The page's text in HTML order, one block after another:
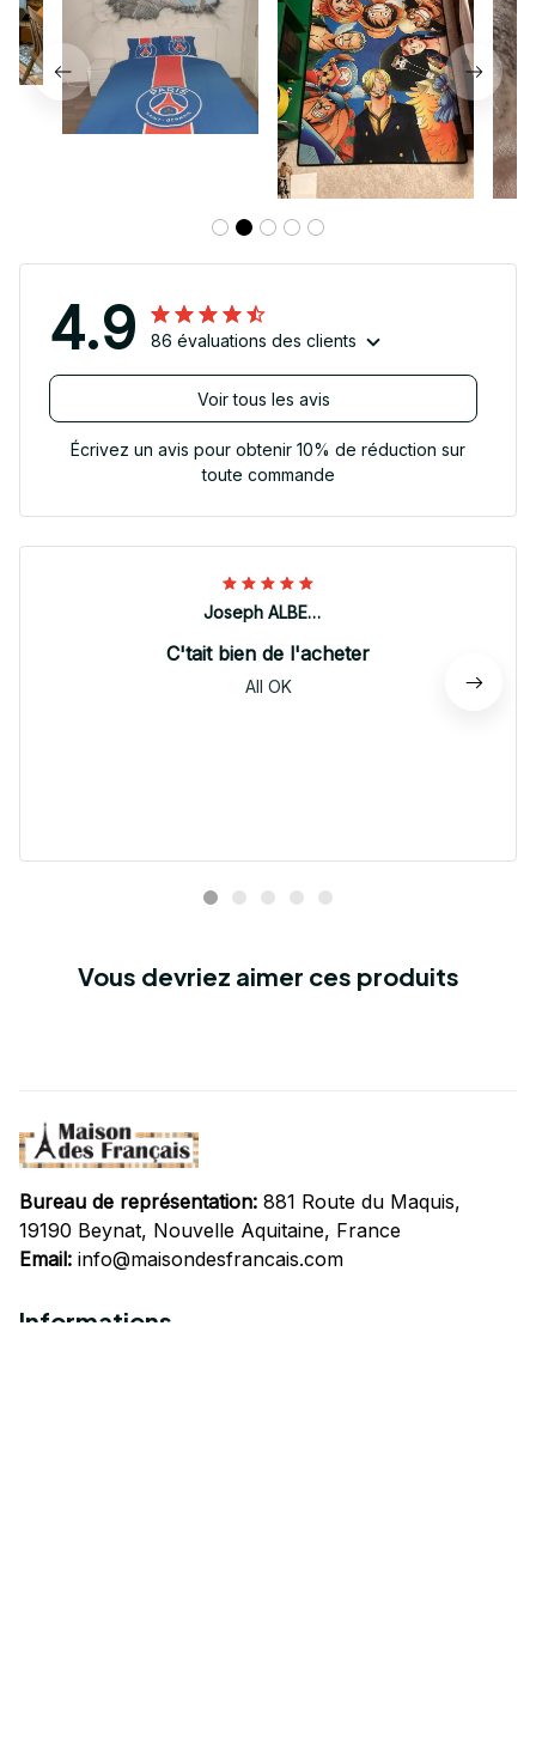
4.9 86 évaluations des clients
Voir tous les avis
Écrivez un avis pour obtenir 10% de réduction sur
toute commande
Joseph ALBERTINI
C'tait bien de l'acheter
All OK
Vous devriez aimer ces produits
Bureau de représentation: 881 Route du Maquis,
19190 Beynat, Nouvelle Aquitaine, France
Email: info@maisondesfrancais.com
Informations